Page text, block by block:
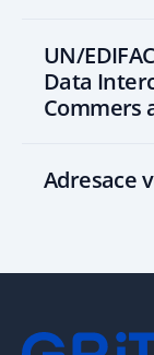
UN/
Data
Commers
Adresace